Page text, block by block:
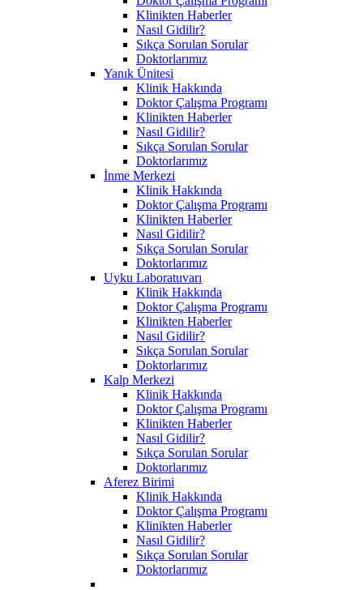
Klinikten Haberler
Nasıl Gidilir?
Sıkça Sorulan Sorular
Doktorlarımız
Yanık Ünitesi
Klinik Hakkında
Doktor Çalışma Programı
Klinikten Haberler
Nasıl Gidilir?
Sıkça Sorulan Sorular
Doktorlarımız
İnme Merkezi
Klinik Hakkında
Doktor Çalışma Programı
Klinikten Haberler
Nasıl Gidilir?
Sıkça Sorulan Sorular
Doktorlarımız
Uyku Laboratuvarı
Klinik Hakkında
Doktor Çalışma Programı
Klinikten Haberler
Nasıl Gidilir?
Sıkça Sorulan Sorular
Doktorlarımız
Kalp Merkezi
Klinik Hakkında
Doktor Çalışma Programı
Klinikten Haberler
Nasıl Gidilir?
Sıkça Sorulan Sorular
Doktorlarımız
Aferez Birimi
Klinik Hakkında
Doktor Çalışma Programı
Klinikten Haberler
Nasıl Gidilir?
Sıkça Sorulan Sorular
Doktorlarımız